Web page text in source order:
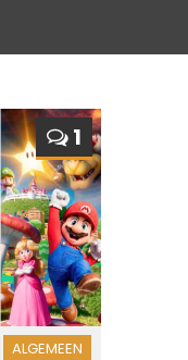
1
ALGEMEEN